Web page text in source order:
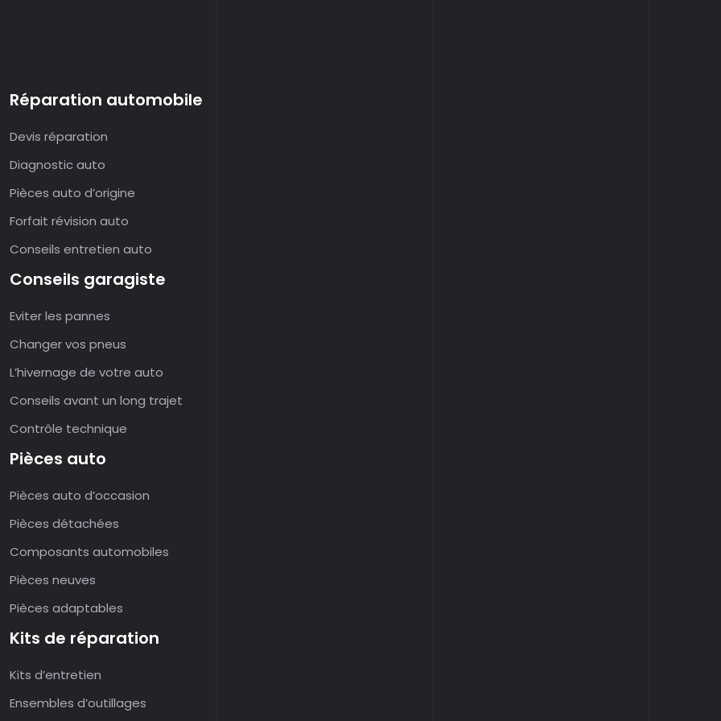
Réparation automobile
Devis réparation
Diagnostic auto
Pièces auto d’origine
Forfait révision auto
Conseils entretien auto
Conseils garagiste
Eviter les pannes
Changer vos pneus
L’hivernage de votre auto
Conseils avant un long trajet
Contrôle technique
Pièces auto
Pièces auto d’occasion
Pièces détachées
Composants automobiles
Pièces neuves
Pièces adaptables
Kits de réparation
Kits d’entretien
Ensembles d’outillages